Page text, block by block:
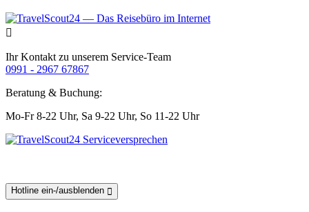
Ihr Kontakt zu unserem Service-Team
0991 - 2967 67867
Beratung & Buchung:
Mo-Fr 8-22 Uhr, Sa 9-22 Uhr, So 11-22 Uhr
Hotline ein-/ausblenden